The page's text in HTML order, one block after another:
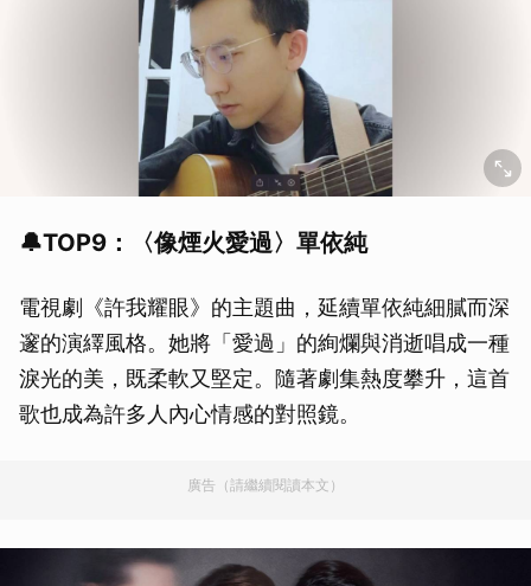
🔔TOP9：〈像煙火愛過〉單依純
電視劇《許我耀眼》的主題曲，延續單依純細膩而深
邃的演繹風格。她將「愛過」的絢爛與消逝唱成一種
淚光的美，既柔軟又堅定。隨著劇集熱度攀升，這首
歌也成為許多人內心情感的對照鏡。
廣告（請繼續閱讀本文）